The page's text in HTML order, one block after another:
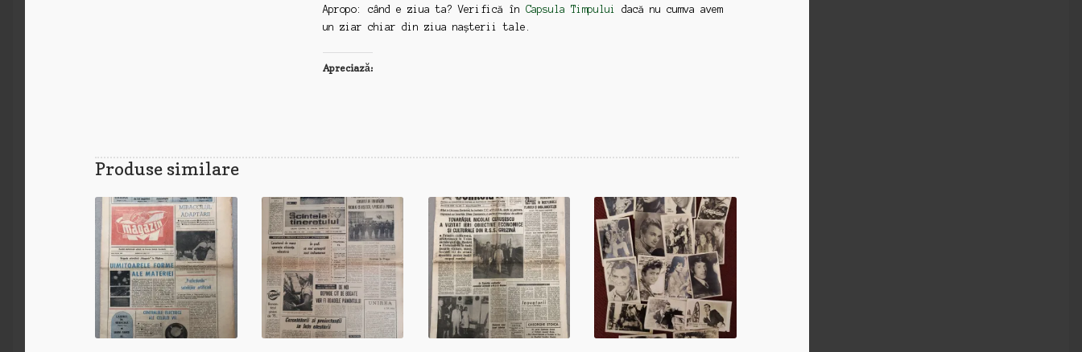
Apropo: când e ziua ta? Verifică în Capsula Timpului
dacă nu cumva avem
un ziar chiar din ziua nașterii tale.
Apreciază:
Produse similare